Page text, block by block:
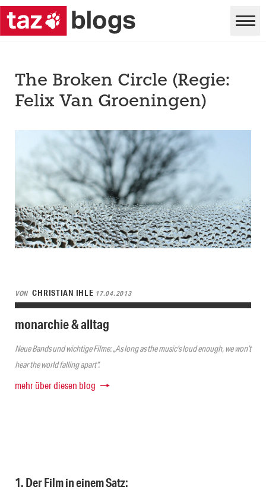
The Broken Circle (Regie:
Felix Van Groeningen)
VON CHRISTIAN IHLE 17.04.2013
monarchie & alltag
Neue Bands und wichtige Filme: „As long as the music’s loud enough, we won’t
hear the world falling apart“.
mehr über diesen blog
1. Der Film in einem Satz: